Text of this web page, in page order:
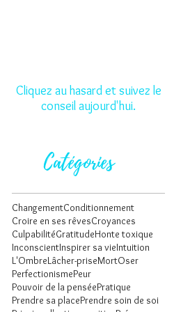
Cliquez au hasard et suivez le
conseil aujourd'hui.
Catégories
ChangementConditionnement
Croire en ses rêvesCroyances
CulpabilitéGratitudeHonte toxique
InconscientInspirer sa vieIntuition
L'OmbreLâcher-priseMortOser
PerfectionismePeur
Pouvoir de la penséePratique
Prendre sa placePrendre soin de soi